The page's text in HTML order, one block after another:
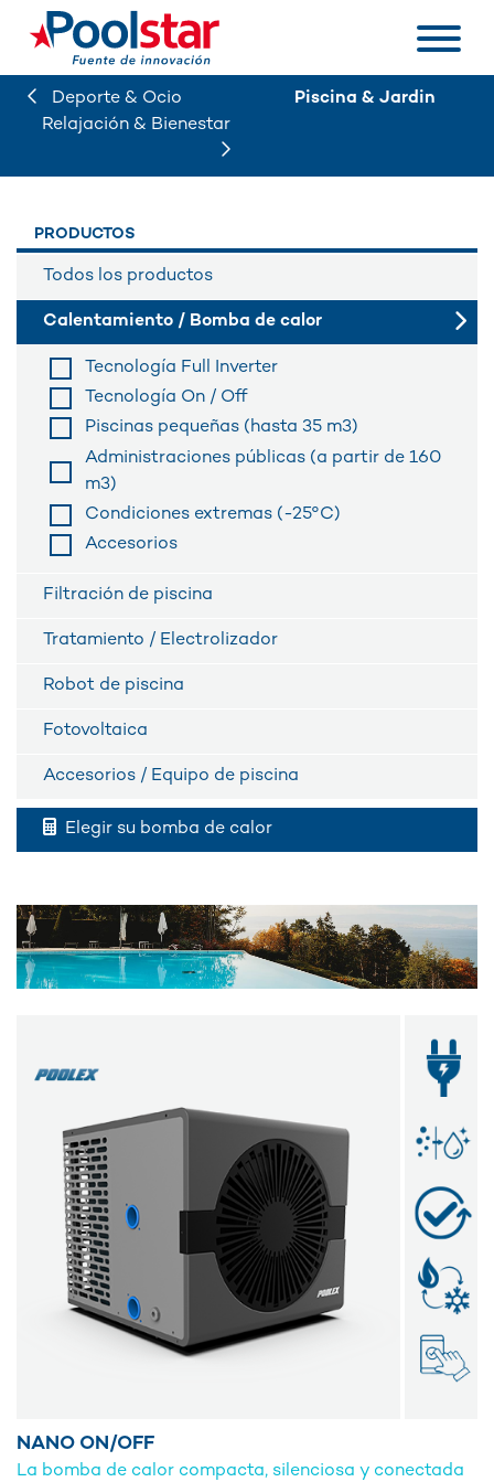
Deporte & Ocio
Piscina & Jardin
Relajación & Bienestar
PRODUCTOS
Todos los productos
Calentamiento / Bomba de calor
Tecnología Full Inverter
Tecnología On / Off
Piscinas pequeñas (hasta 35 m3)
Administraciones públicas (a partir de 160
m3)
Condiciones extremas (-25°C)
Accesorios
Filtración de piscina
Tratamiento / Electrolizador
Robot de piscina
Fotovoltaica
Accesorios / Equipo de piscina
Elegir su bomba de calor
NANO ON/OFF
La bomba de calor compacta, silenciosa y conectada